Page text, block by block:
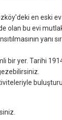
en eski
olan bu evi
yanı
bir yer. Tarihi